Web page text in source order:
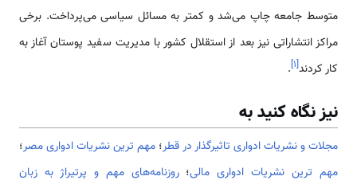
متوسط جامعه چاپ می‌شد و کمتر به مسائل سیاسی می‌پرداخت. برخی
مراکز انتشاراتی نیز بعد از استقلال کشور با مدیریت سفید پوستان آغاز به
کار کردند[۱]
.
نیز نگاه کنید به
مجلات و نشریات ادواری تاثیرگذار در قطر؛ مهم ترین نشریات ادواری مصر؛
مهم ترین نشریات ادواری مالی؛روزنامه‌های مهم و پرتیراژ به زبان